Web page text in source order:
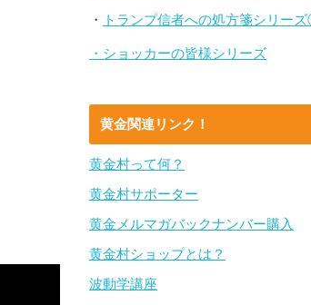
・ トランプ信者への処方箋シリー
・ショッカーの皆様シリーズ
黄金関連リンク！
黄金村って何？
黄金村サポーター
黄金メルマガバックナンバー購入
黄金村ショップとは？
波動学講座